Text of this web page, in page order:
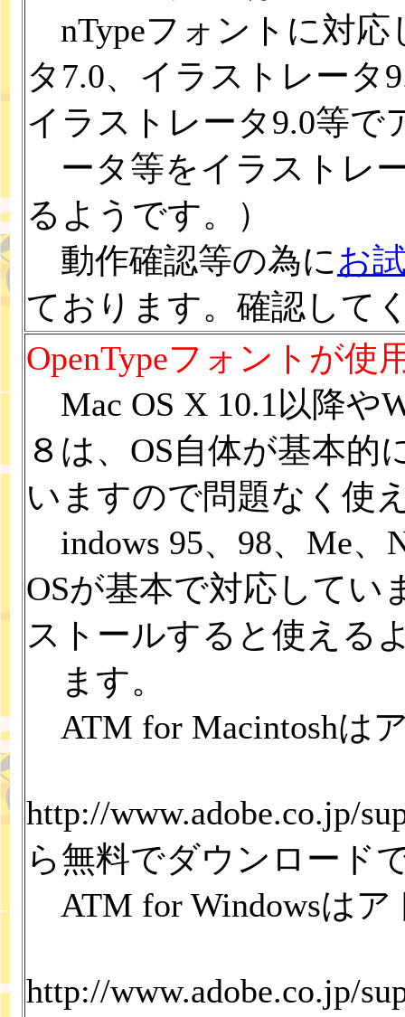
nTypeフォントに対応
タ7.0、イラストレータ
イラストレータ9.0等で
ータ等をイラストレ
るようです。）
動作確認等の為にお
ております。確認し
OpenTypeフォントが使
Mac OS X 10.1以降や
８は、OS自体が基本的
いますので問題なく使
indows 95、98、Me、
OSが基本で対応してい
ストールすると使える
ます。
ATM for Macintoshは
http://www.adobe.co.jp/
ら無料でダウンロード
ATM for Windowsは
http://www.adobe.co.jp/